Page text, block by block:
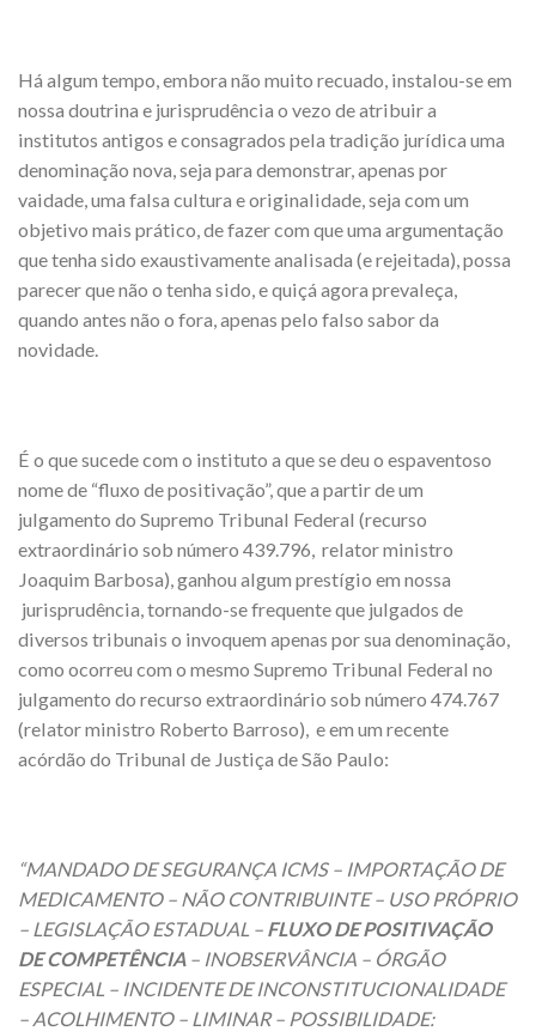
Há algum tempo, embora não muito recuado, instalou-se em
nossa doutrina e jurisprudência o vezo de atribuir a
institutos antigos e consagrados pela tradição jurídica uma
denominação nova, seja para demonstrar, apenas por
vaidade, uma falsa cultura e originalidade, seja com um
objetivo mais prático, de fazer com que uma argumentação
que tenha sido exaustivamente analisada (e rejeitada), possa
parecer que não o tenha sido, e quiçá agora prevaleça,
quando antes não o fora, apenas pelo falso sabor da
novidade.
É o que sucede com o instituto a que se deu o espaventoso
nome de “fluxo de positivação”, que a partir de um
julgamento do Supremo Tribunal Federal (recurso
extraordinário sob número 439.796, relator ministro
Joaquim Barbosa), ganhou algum prestígio em nossa
jurisprudência, tornando-se frequente que julgados de
diversos tribunais o invoquem apenas por sua denominação,
como ocorreu com o mesmo Supremo Tribunal Federal no
julgamento do recurso extraordinário sob número 474.767
(relator ministro Roberto Barroso), e em um recente
acórdão do Tribunal de Justiça de São Paulo:
“MANDADO DE SEGURANÇA ICMS – IMPORTAÇÃO DE
MEDICAMENTO – NÃO CONTRIBUINTE – USO PRÓPRIO
– LEGISLAÇÃO ESTADUAL – FLUXO DE POSITIVAÇÃO
DE COMPETÊNCIA– INOBSERVÂNCIA – ÓRGÃO
ESPECIAL – INCIDENTE DE INCONSTITUCIONALIDADE
– ACOLHIMENTO – LIMINAR – POSSIBILIDADE: